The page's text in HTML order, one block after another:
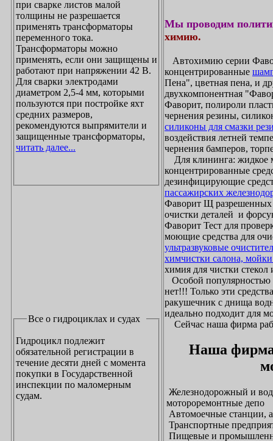
при сварке листов малой
толщины не разрешается
применять трансформаторы
переменного тока.
Трансформаторы можно
применять, если они защищены и
работают при напряжении 42 В.
Для сварки электродами
диаметром 2,5-4 мм, которыми
пользуются при постройке яхт
средних размеров,
рекомендуются выпрямители и
защищенные трансформаторы,
читать далее...
Все о гидроциклах и судах
Гидроцикл подлежит
обязательной регистрации в
течение десяти дней с момента
покупки в Государственной
инспекции по маломерным
судам.
Мы проводим
химию.
Автохимию серии
концентрированные
Пена", цветная пена, и
двухкомпонентная
Фаворит, полироли
чернения резины,
силиконы для смазки
воздействия летней
чернения бамперов,
Для клининга: жидкое
концентрированные
дезинфицирующие
пассажирских
Фаворит Щ
очистки деталей и
Фаворит Тест для
моющие средства для
ультразвуковые
химчистки салона,
химия для чистки стекол
Особой популярностью
нет!!! Только эти
ракушечник с днища
идеально подходит для
Сейчас наша фирма
Наша фирма
Железнодорожный и
мотороремонтные депо
Автомоечные станции,
Транспортные
Пищевые и